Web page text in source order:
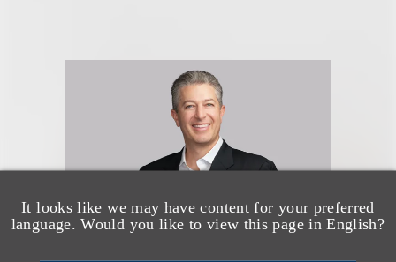
It looks like we may have content for your preferred
language. Would you like to view this page in English?